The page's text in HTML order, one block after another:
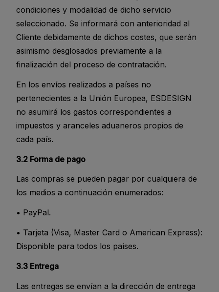
condiciones y modalidad de dicho servicio
seleccionado. Se informará con anterioridad al
Cliente debidamente de dichos costes, que serán
asimismo desglosados previamente a la
finalización del proceso de contratación.
En los envíos realizados a países no
pertenecientes a la Unión Europea, ESDESIGN
no asumirá los gastos correspondientes a
impuestos y aranceles aduaneros propios de
cada país.
3.2 Forma de pago
Las compras se pueden pagar por cualquiera de
los medios a continuación enumerados:
• PayPal.
• Tarjeta (Visa, Master Card o American Express):
Disponible para todos los países.
3.3 Entrega
Las entregas se envían a la dirección de entrega